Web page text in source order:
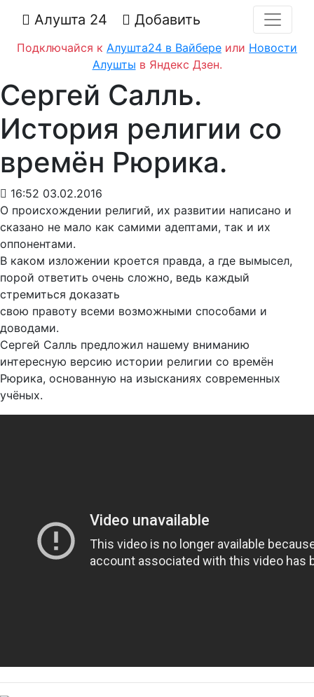
Алушта 24 Добавить
Подключайся к Алушта24 в Вайбере или Новости
Алушты в Яндекс Дзен.
Сергей Салль.
История религии со
времён Рюрика.
16:52 03.02.2016
О происхождении религий, их развитии написано и
сказано не мало как самими адептами, так и их
оппонентами.
В каком изложении кроется правда, а где вымысел,
порой ответить очень сложно, ведь каждый
стремиться доказать
свою правоту всеми возможными способами и
доводами.
Сергей Салль предложил нашему вниманию
интересную версию истории религии со времён
Рюрика, основанную на изысканиях современных
учёных.